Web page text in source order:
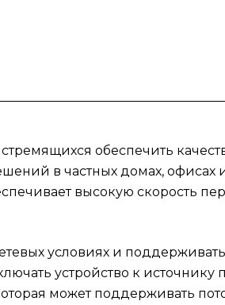
в любой комнате, в то
уровень
что делает её
для всех, кто ищет
обеспечить
в частных домах, офисах
высокую скорость
условиях и
устройство к источнику
может поддерживать